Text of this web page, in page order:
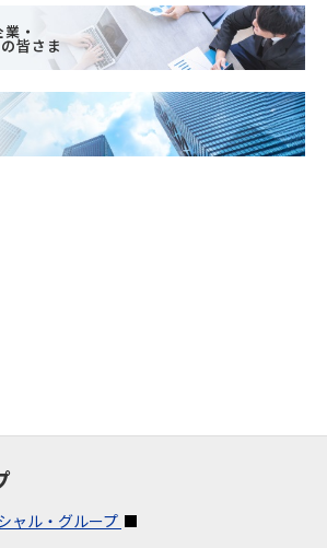
・
皆さま
ャル・グループ